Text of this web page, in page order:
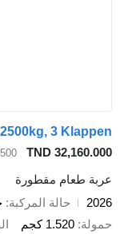
TND 32,160.000
عربة طعام مقطورة
2026
حالة المركبة
حمولة 1.520 كجم